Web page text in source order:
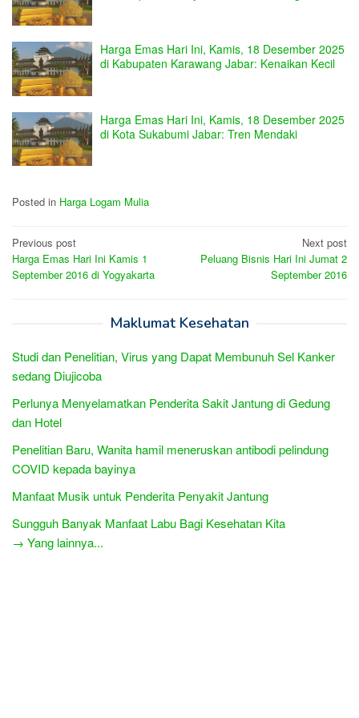
Harga Emas Hari Ini, Kamis, 18 Desember 2025
di Kabupaten Karawang Jabar: Kenaikan Kecil
Harga Emas Hari Ini, Kamis, 18 Desember 2025
di Kota Sukabumi Jabar: Tren Mendaki
Posted in Harga Logam Mulia
Post
navigation
Previous post
Harga Emas Hari Ini Kamis 1
September 2016 di Yogyakarta
Next post
Peluang Bisnis Hari Ini Jumat 2
September 2016
Maklumat Kesehatan
Studi dan Penelitian, Virus yang Dapat Membunuh Sel Kanker
sedang Diujicoba
Perlunya Menyelamatkan Penderita Sakit Jantung di Gedung
dan Hotel
Penelitian Baru, Wanita hamil meneruskan antibodi pelindung
COVID kepada bayinya
Manfaat Musik untuk Penderita Penyakit Jantung
Sungguh Banyak Manfaat Labu Bagi Kesehatan Kita
→ Yang lainnya...